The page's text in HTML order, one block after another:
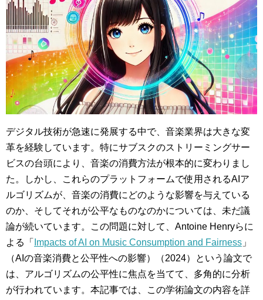
デジタル技術が急速に発展する中で、音楽業界は大きな変
革を経験しています。特にサブスクのストリーミングサー
ビスの台頭により、音楽の消費方法が根本的に変わりまし
た。しかし、これらのプラットフォームで使用されるAIア
ルゴリズムが、音楽の消費にどのような影響を与えている
のか、そしてそれが公平なものなのかについては、未だ議
論が続いています。この問題に対して、Antoine Henryらに
よる「
Impacts of AI on Music Consumption and Fairness 」
（AIの音楽消費と公平性への影響）（2024）という論文で
は、アルゴリズムの公平性に焦点を当てて、多角的に分析
が行われています。本記事では、この学術論文の内容を詳